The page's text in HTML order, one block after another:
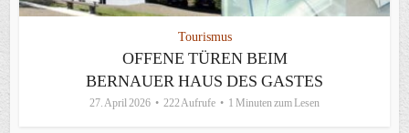
Tourismus
OFFENE TÜREN BEIM
BERNAUER HAUS DES GASTES
27. April 2026 222 Aufrufe 1 Minuten zum Lesen